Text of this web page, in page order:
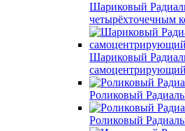
Шариковый
четырёхточечным
Шариковый
Роликовый
Роликовый